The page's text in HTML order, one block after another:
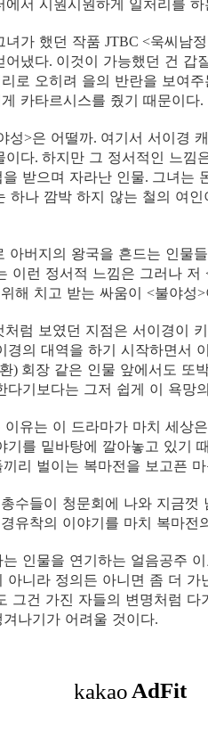
에서 시원시원하게 일처리를
녀가 했던 작품 JTBC <욱씨남
어냈다. 이것이 가능했던 건 갑
로 오히려 을의 반란을 보여
카타르시스를 줬기 때문이다.
성>은 어떨까. 여기서 서이경
이다. 하지만 그 정서적인 느낌
받으며 자라난 인물. 그녀는
하나 깜박 하지 않는 철의 여
아버지의 왕국을 흔드는 인물
이런 정서적 느낌은 그러나 저
해 치고 받는 싸움이 <불야성>
럼 보였던 지점은 서이경이
의 대역을 하기 시작하면서
) 회장 같은 인물 앞에서도 또
기보다는 그저 쉽게 이 욕망
유는 이 드라마가 마치 세상
를 밑바탕에 깔아놓고 있기
리 벌이는 복마전을 보고픈
수들이 청문회에 나와 지금껏
유착의 이야기를 마치 복마
인물을 연기하는 얼음공주
니라 정의든 아니면 좀 더
그건 가진 자들의 변명처럼 다
나기가 어려울 것이다.